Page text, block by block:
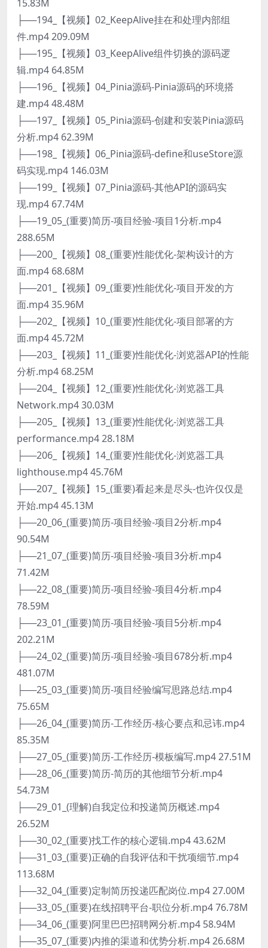
15.83M
├──194_【视频】02_KeepAlive挂在和处理内部组
件.mp4 209.09M
├──195_【视频】03_KeepAlive组件切换的源码逻
辑.mp4 64.85M
├──196_【视频】04_Pinia源码-Pinia源码的环境搭
建.mp4 48.48M
├──197_【视频】05_Pinia源码-创建和安装Pinia源码
分析.mp4 62.39M
├──198_【视频】06_Pinia源码-define和useStore源
码实现.mp4 146.03M
├──199_【视频】07_Pinia源码-其他API的源码实
现.mp4 67.74M
├──19_05_(重要)简历-项目经验-项目1分析.mp4
288.65M
├──200_【视频】08_(重要)性能优化-架构设计的方
面.mp4 68.68M
├──201_【视频】09_(重要)性能优化-项目开发的方
面.mp4 35.96M
├──202_【视频】10_(重要)性能优化-项目部署的方
面.mp4 45.72M
├──203_【视频】11_(重要)性能优化-浏览器API的性能
分析.mp4 68.25M
├──204_【视频】12_(重要)性能优化-浏览器工具
Network.mp4 30.03M
├──205_【视频】13_(重要)性能优化-浏览器工具
performance.mp4 28.18M
├──206_【视频】14_(重要)性能优化-浏览器工具
lighthouse.mp4 45.76M
├──207_【视频】15_(重要)看起来是尽头-也许仅仅是
开始.mp4 45.13M
├──20_06_(重要)简历-项目经验-项目2分析.mp4
90.54M
├──21_07_(重要)简历-项目经验-项目3分析.mp4
71.42M
├──22_08_(重要)简历-项目经验-项目4分析.mp4
78.59M
├──23_01_(重要)简历-项目经验-项目5分析.mp4
202.21M
├──24_02_(重要)简历-项目经验-项目678分析.mp4
481.07M
├──25_03_(重要)简历-项目经验编写思路总结.mp4
75.65M
├──26_04_(重要)简历-工作经历-核心要点和忌讳.mp4
85.35M
├──27_05_(重要)简历-工作经历-模板编写.mp4 27.51M
├──28_06_(重要)简历-简历的其他细节分析.mp4
54.73M
├──29_01_(理解)自我定位和投递简历概述.mp4
26.52M
├──30_02_(重要)找工作的核心逻辑.mp4 43.62M
├──31_03_(重要)正确的自我评估和干扰项细节.mp4
113.68M
├──32_04_(重要)定制简历投递匹配岗位.mp4 27.00M
├──33_05_(重要)在线招聘平台-职位分析.mp4 76.78M
├──34_06_(重要)阿里巴巴招聘网分析.mp4 58.94M
├──35_07_(重要)内推的渠道和优势分析.mp4 26.68M